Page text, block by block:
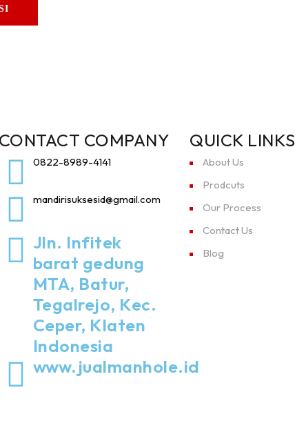
CONTACT COMPANY
0822-8989-4141
mandirisuksesid@gmail.com
Jln. Infitek
barat gedung
MTA, Batur,
Tegalrejo, Kec.
Ceper, Klaten
Indonesia
www.jualmanhole.id
QUICK LINKS
About Us
Prodcuts
Our Process
Contact Us
Blog